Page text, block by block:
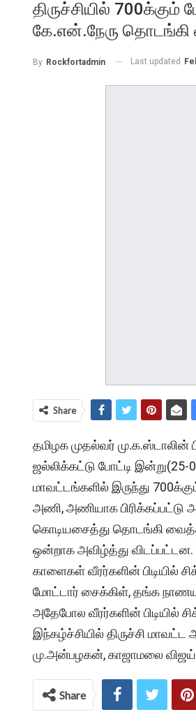
திருச்சியில்
கே.என்.நேரு
By Rockfortadmin Last updated
Share
தமிழக முதல்வர் மு.க.ஸ்டாலின்
ஜல்லிக்கட்டு போட்டி இன்று(25-
மாவட்டங்களில் இருந்து
அணி, அணியாக
கொடியசைத்து தொடங்கி
ஒன்றாக அவிழ்த்து விடப்பட்டன.
காளைகள் வீரர்களின் பிடியில்
மோட்டார் சைக்கிள், தங்க
அதேபோல வீரர்களின் பிடியில்
இந்கழ்ச்சியில் திருச்சி
மு.அன்பழகன், காஜாமலை விஜய்
Share